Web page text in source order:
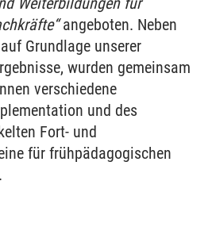
angeboten. Neben
Grundlage unserer
wurden gemeinsam
verschiedene
und des
Fort- und
für frühpädagogischen